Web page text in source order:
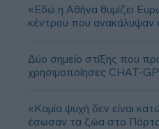
«Εδώ η Αθήνα θυμίζει
κέντρου που ανακάλυψαν
Δύο σημείο στίξης που
χρησιμοποίησες CHAT-
«Καμία ψυχή δεν είναι
έσωσαν τα ζώα στο